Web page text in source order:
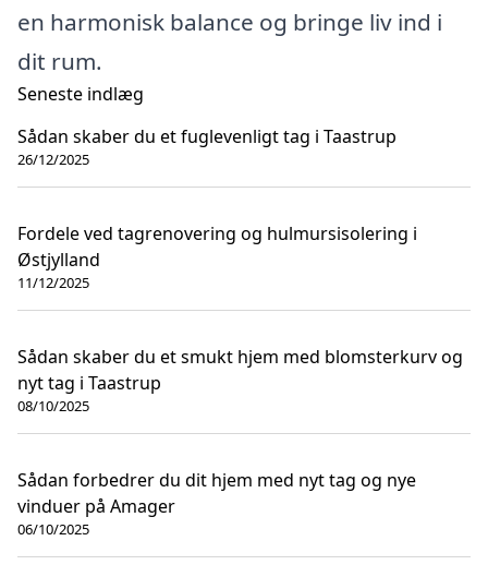
en harmonisk balance og bringe liv ind i
dit rum.
Seneste indlæg
Sådan skaber du et fuglevenligt tag i Taastrup
26/12/2025
Fordele ved tagrenovering og hulmursisolering i
Østjylland
11/12/2025
Sådan skaber du et smukt hjem med blomsterkurv og
nyt tag i Taastrup
08/10/2025
Sådan forbedrer du dit hjem med nyt tag og nye
vinduer på Amager
06/10/2025